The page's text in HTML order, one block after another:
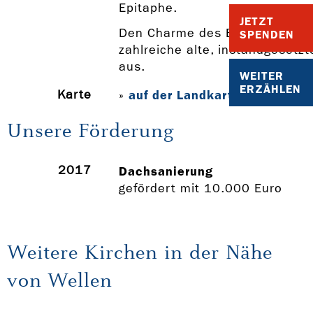
JETZT
SPENDEN
WEITER
ERZÄHLEN
Epitaphe.
Den Charme des Bördedorfs
zahlreiche alte,
aus.
Karte
» auf der Landkarte anzeigen
Unsere Förderung
2017 Dachsanierung
gefördert mit 10.000 Euro
Weitere Kirchen in der Nähe
von Wellen